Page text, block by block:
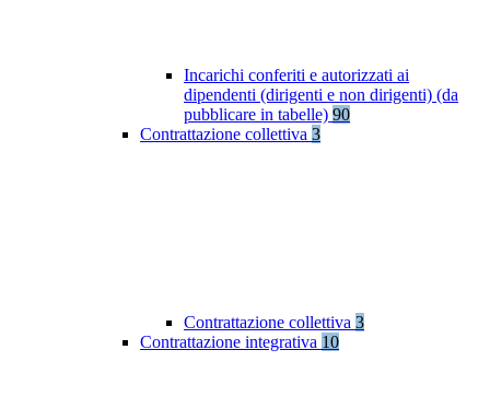
Incarichi conferiti e autorizzati ai
dipendenti (dirigenti e non dirigenti) (da
pubblicare in tabelle) 90
Contrattazione collettiva 3
Contrattazione collettiva 3
Contrattazione integrativa 10